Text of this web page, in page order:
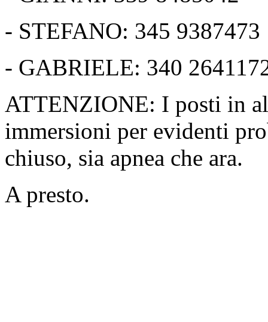
- STEFANO: 345 9387473
- GABRIELE: 340
ATTENZIONE: I posti in
immersioni per evidenti
chiuso, sia apnea che ara.
A presto.